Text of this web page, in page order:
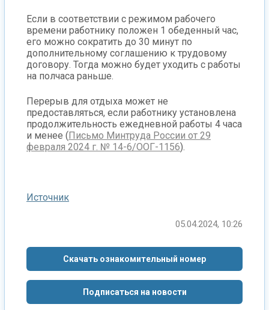
Если в соответствии с режимом рабочего
времени работнику положен 1 обеденный час,
его можно сократить до 30 минут по
дополнительному соглашению к трудовому
договору. Тогда можно будет уходить с работы
на полчаса раньше.
Перерыв для отдыха может не
предоставляться, если работнику установлена
продолжительность ежедневной работы 4 часа
и менее (Письмо Минтруда России от 29
февраля 2024 г. № 14-6/ООГ-1156).
Источник
05.04.2024, 10:26
Скачать ознакомительный номер
Подписаться на новости